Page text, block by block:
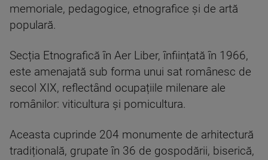
memoriale, pedagogice, etnografice și de artă
populară.
Secția Etnografică în Aer Liber, înființată în 1966,
este amenajată sub forma unui sat românesc de
secol XIX, reflectând ocupațiile milenare ale
românilor: viticultura și pomicultura.
Aceasta cuprinde 204 monumente de arhitectură
tradițională, grupate în 36 de gospodării, biserică,